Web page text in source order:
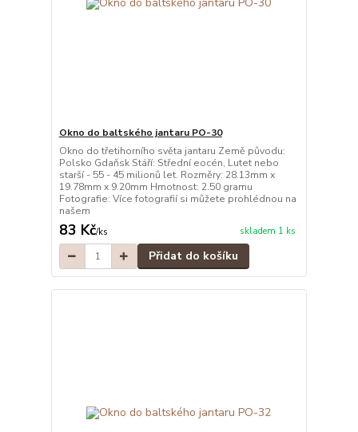
Okno do baltského jantaru PO-30
Okno do třetihorního světa jantaru Země původu:
Polsko Gdaňsk Stáří: Střední eocén, Lutet nebo
starší - 55 - 45 milionů let. Rozměry: 28.13mm x
19.78mm x 9.20mm Hmotnost: 2.50 gramu
Fotografie: Více fotografií si můžete prohlédnou na
našem
83 Kč/ks skladem 1 ks
Přidat do košíku